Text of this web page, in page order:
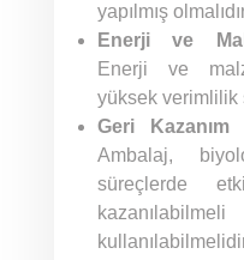
yapılmış
Enerji ve
Enerji ve
yüksek verimlilik
Geri
Ambalaj,
süreçlerde